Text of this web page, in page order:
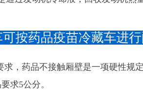
按药品疫苗冷藏车进
求，药品不接触厢壁是一项硬性
求5公分。